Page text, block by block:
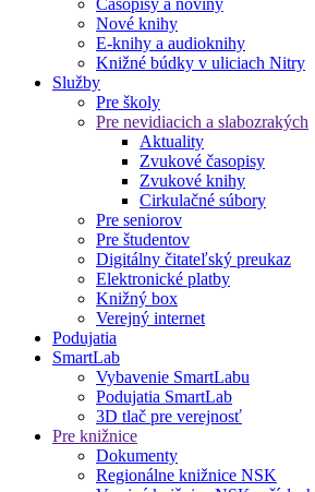
Časopisy a noviny
Nové knihy
E-knihy a audioknihy
Knižné búdky v uliciach Nitry
Služby
Pre školy
Pre nevidiacich a slabozrakých
Aktuality
Zvukové časopisy
Zvukové knihy
Cirkulačné súbory
Pre seniorov
Pre študentov
Digitálny čitateľský preukaz
Elektronické platby
Knižný box
Verejný internet
Podujatia
SmartLab
Vybavenie SmartLabu
Podujatia SmartLab
3D tlač pre verejnosť
Pre knižnice
Dokumenty
Regionálne knižnice NSK